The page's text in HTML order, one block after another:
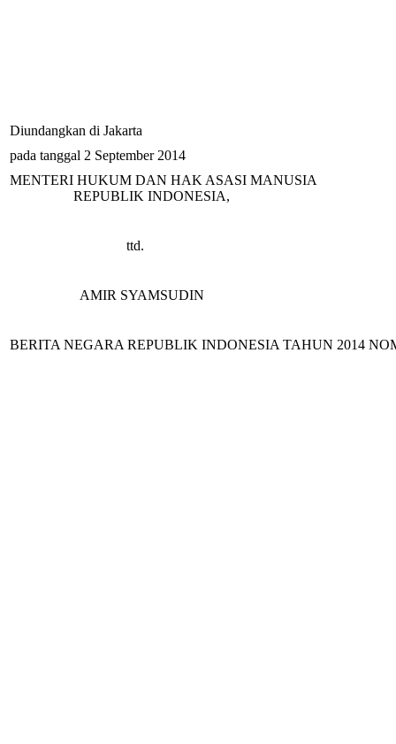
Diundangkan di Jakarta
pada tanggal 2 September 2014
MENTERI HUKUM DAN HAK ASASI MANUSIA
REPUBLIK INDONESIA,
ttd.
AMIR SYAMSUDIN
BERITA NEGARA REPUBLIK INDONESIA TAHUN 2014